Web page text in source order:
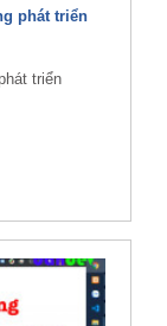
phát triển
triển